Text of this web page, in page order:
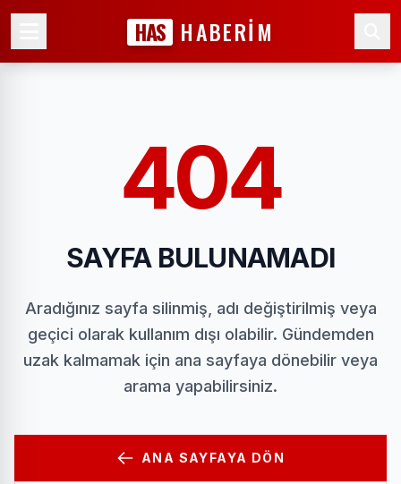
HAS HABERİM
404
SAYFA BULUNAMADI
Aradığınız sayfa silinmiş, adı değiştirilmiş veya
geçici olarak kullanım dışı olabilir. Gündemden
uzak kalmamak için ana sayfaya dönebilir veya
arama yapabilirsiniz.
ANA SAYFAYA DÖN